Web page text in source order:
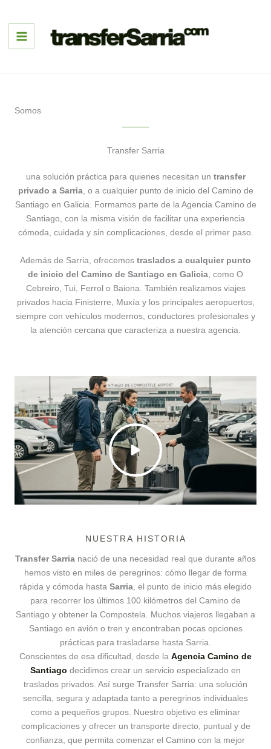
contenido
Somos
Transfer Sarria
una solución práctica para quienes necesitan un transfer
privado a Sarria, o a cualquier punto de inicio del Camino de
Santiago en Galicia. Formamos parte de la Agencia Camino de
Santiago, con la misma visión de facilitar una experiencia
cómoda, cuidada y sin complicaciones, desde el primer paso.
Además de Sarria, ofrecemos traslados a cualquier punto
de inicio del Camino de Santiago en Galicia , como O
Cebreiro, Tui, Ferrol o Baiona. También realizamos viajes
privados hacia Finisterre, Muxía y los principales aeropuertos,
siempre con vehículos modernos, conductores profesionales y
la atención cercana que caracteriza a nuestra agencia.
NUESTRA HISTORIA
Transfer Sarria nació de una necesidad real que durante años
hemos visto en miles de peregrinos: cómo llegar de forma
rápida y cómoda hasta Sarria , el punto de inicio más elegido
para recorrer los últimos 100 kilómetros del Camino de
Santiago y obtener la Compostela. Muchos viajeros llegaban a
Santiago en avión o tren y encontraban pocas opciones
prácticas para trasladarse hasta Sarria.
Conscientes de esa dificultad, desde la Agencia Camino de
Santiago decidimos crear un servicio especializado en
traslados privados. Así surge Transfer Sarria: una solución
sencilla, segura y adaptada tanto a peregrinos individuales
como a pequeños grupos. Nuestro objetivo es eliminar
complicaciones y ofrecer un transporte directo, puntual y de
confianza, que permita comenzar el Camino con la mejor